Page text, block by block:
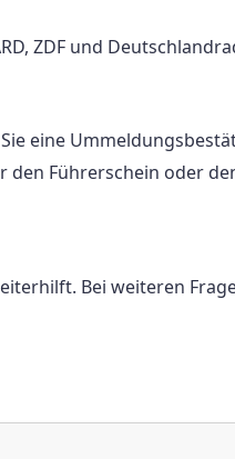
ZDF und
eine
den Führerschein oder
Bei weiteren